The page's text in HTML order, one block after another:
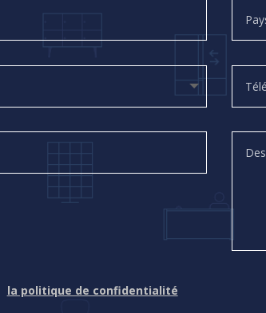
la politique de confidentialité